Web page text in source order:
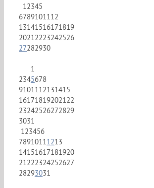
1 2345
67891011 12
13141516171819
2021 2223242526
27282930
1
2345678
91011 12131415
161718192021 22
23242526272829
3031
1 23456
7891011 1213
14151617181920
21 222324252627
28293031